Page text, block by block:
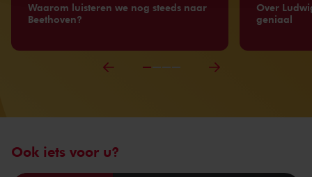
Waarom luisteren we nog steeds naar
Beethoven?
Over
geniaal
Ook iets voor u?